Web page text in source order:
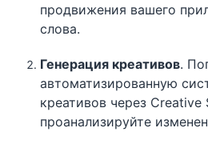
продвижения вашего
слова.
Генерация креативов.
автоматизированную
креативов через Creative
проанализируйте